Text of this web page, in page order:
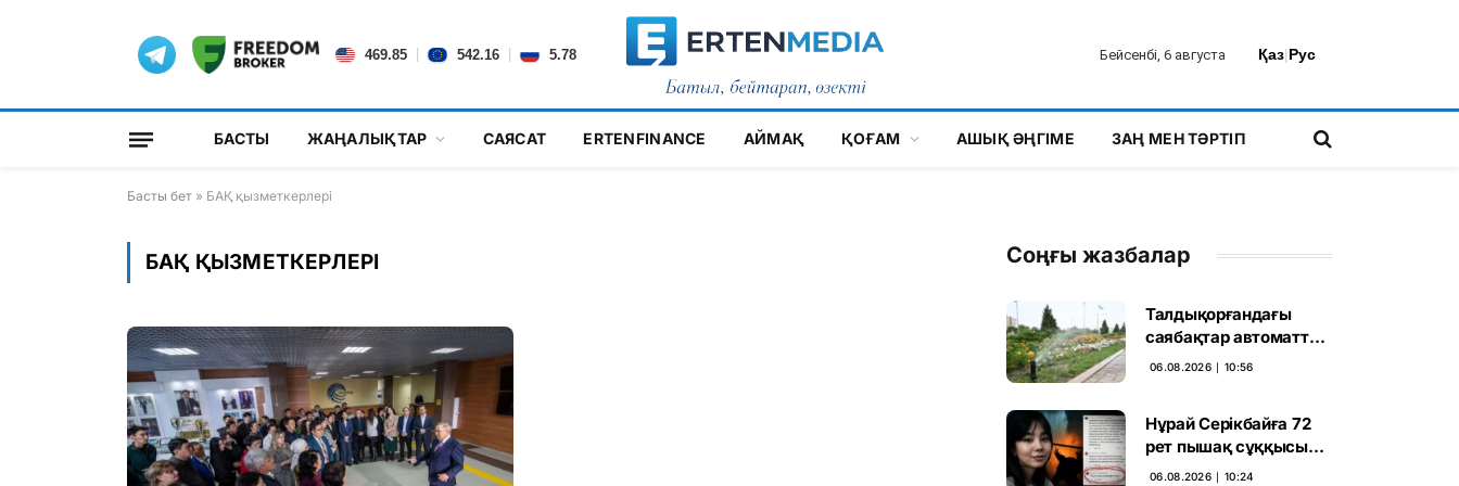
469.85 542.16 5.78 Бейсенбі, 6 августа Қаз|Рус
БАСТЫ ЖАҢАЛЫҚТАР САЯСАТ ERTENFINANCE АЙМАҚ ҚОҒАМ АШЫҚ ӘҢГІМЕ ЗАҢ МЕН ТӘРТІП
Басты бет » БАҚ қызметкерлері
БАҚ ҚЫЗМЕТКЕРЛЕРІ Соңғы жазбалар
Талдықорғандағы
саябақтар автоматты
жүйемен суарылады
06.08.2026 ∣ 10:56
Нұрай Серікбайға 72
рет пышақ сұққысы
келгенін жазған адам
06.08.2026 ∣ 10:24